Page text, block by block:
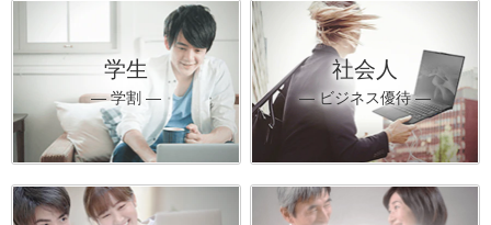
学生
― 学割 ―
社会人
― ビジネス優待 ―